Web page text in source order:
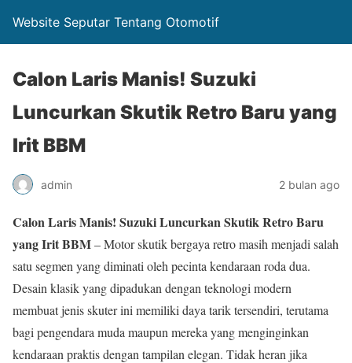
Website Seputar Tentang Otomotif
Calon Laris Manis! Suzuki
Luncurkan Skutik Retro Baru yang
Irit BBM
admin 2 bulan ago
Calon Laris Manis! Suzuki Luncurkan Skutik Retro Baru
yang Irit BBM– Motor skutik bergaya retro masih menjadi salah
satu segmen yang diminati oleh pecinta kendaraan roda dua.
Desain klasik yang dipadukan dengan teknologi modern
membuat jenis skuter ini memiliki daya tarik tersendiri, terutama
bagi pengendara muda maupun mereka yang menginginkan
kendaraan praktis dengan tampilan elegan. Tidak heran jika